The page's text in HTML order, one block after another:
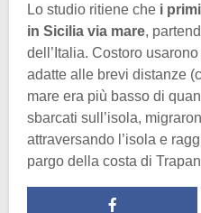
Lo studio ritiene che i
in Sicilia via mare,
dell’Italia. Costoro
adatte alle brevi distanze
mare era più basso di
sbarcati sull’isola,
attraversando l’isola e
pargo della costa di